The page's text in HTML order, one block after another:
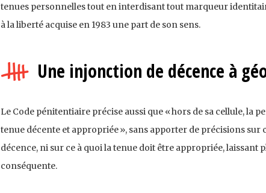
tenues personnelles tout en interdisant tout marqueur
à la liberté acquise en 1983 une part de son sens.
Une injonction de décence à
Le Code pénitentiaire précise aussi que « hors de sa cellule, la
tenue décente et appropriée », sans apporter de précisions sur
décence, ni sur ce à quoi la tenue doit être appropriée, laissant
conséquente.